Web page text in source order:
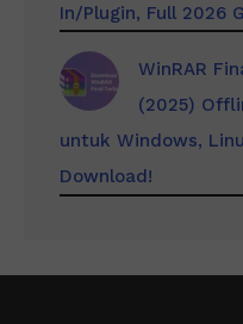
In/Plugin, Full 2026
WinRAR
(2025)
untuk Windows,
Download!